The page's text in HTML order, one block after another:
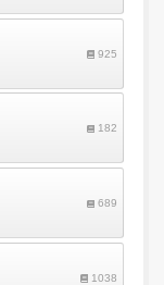
925
182
689
1038